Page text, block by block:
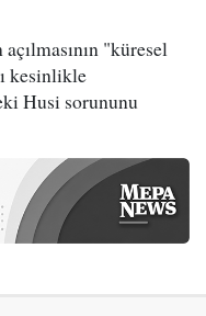
"küresel
kesinlikle
Husi sorununu